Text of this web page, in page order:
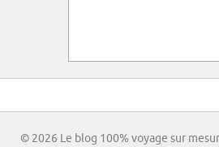
© 2026 Le blog 100% voyage sur